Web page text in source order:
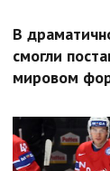
В
смогли
мировом